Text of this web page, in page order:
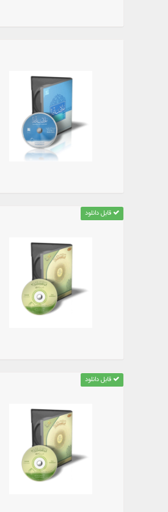
قابل دانلود
قابل دانلود